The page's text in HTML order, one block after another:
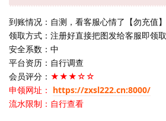
到账情况：自测，看客服心情了【勿充值】
领取方式：注册好直接把图发给客服即领取
安全系数：中
平台资历：自行调查
会员评分： ★★★☆☆
申领网址： https://zxsl222.cn:8000/
流水限制：自行查看